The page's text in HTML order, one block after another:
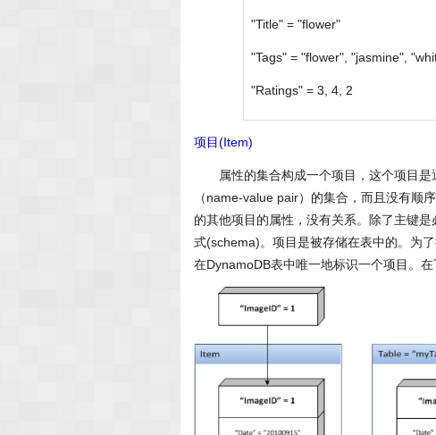
"Title" = "flower"
"Tags" = "flower", "jasmine",
"Ratings" = 3, 4, 2
项目(Item)
属性的集合构成一个项目，这个项目是
（name-value pair）的集合，而且没有顺
的其他项目的属性，没有关系。除了主键
式(schema)。项目是被存储在表中的。为
在DynamoDB表中唯一地标识一个项目。